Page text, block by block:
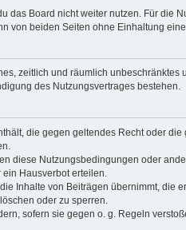
das Board nicht weiter nutzen. Für
von beiden Seiten ohne Einhaltung
zeitlich und räumlich
des Nutzungsvertrages bestehen.
die gegen geltendes Recht oder
diese Nutzungsbedingungen oder
Hausverbot erteilen.
Inhalte von Beiträgen übernimmt,
oder zu sperren.
sofern sie gegen o. g. Regeln